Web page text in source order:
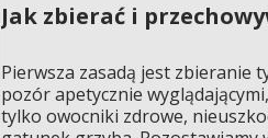
Jak zbierać i
Pierwsza zasadą jest zbieranie
pozór apetycznie
tylko owocniki zdrowe,